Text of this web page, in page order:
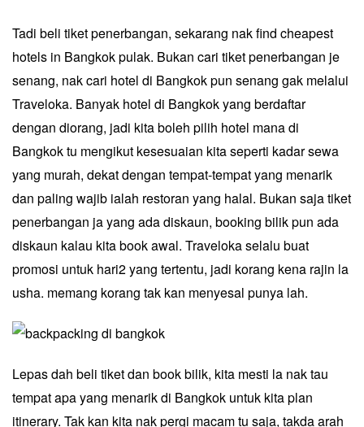
Tadi beli tiket penerbangan, sekarang nak find cheapest
hotels in Bangkok pulak. Bukan cari tiket penerbangan je
senang, nak cari hotel di Bangkok pun senang gak melalui
Traveloka. Banyak hotel di Bangkok yang berdaftar
dengan diorang, jadi kita boleh pilih hotel mana di
Bangkok tu mengikut kesesuaian kita seperti kadar sewa
yang murah, dekat dengan tempat-tempat yang menarik
dan paling wajib ialah restoran yang halal. Bukan saja tiket
penerbangan ja yang ada diskaun, booking bilik pun ada
diskaun kalau kita book awal. Traveloka selalu buat
promosi untuk hari2 yang tertentu, jadi korang kena rajin la
usha. memang korang tak kan menyesal punya lah.
Lepas dah beli tiket dan book bilik, kita mesti la nak tau
tempat apa yang menarik di Bangkok untuk kita plan
itinerary. Tak kan kita nak pergi macam tu saja, takda arah